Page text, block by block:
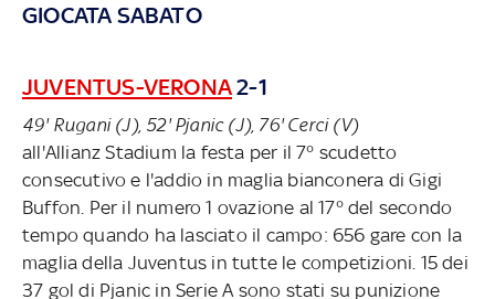
GIOCATA SABATO
JUVENTUS-VERONA2-1
49' Rugani (J), 52' Pjanic (J), 76' Cerci (V)
all'Allianz Stadium la festa per il 7° scudetto
consecutivo e l'addio in maglia bianconera di Gigi
Buffon. Per il numero 1 ovazione al 17° del secondo
tempo quando ha lasciato il campo: 656 gare con la
maglia della Juventus in tutte le competizioni. 15 dei
37 gol di Pjanic in Serie A sono stati su punizione